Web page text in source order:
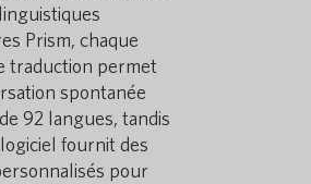
Prism, chaque
traduction permet
spontanée
92 langues, tandis
fournit des
pour